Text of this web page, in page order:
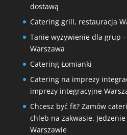
dostawą
Catering grill, restauracja
Tanie wyżywienie dla grup
Warszawa
Catering Łomianki
Catering na imprezy
imprezy integracyjne
Chcesz być fit? Zamów
chleb na zakwasie.
Warszawie